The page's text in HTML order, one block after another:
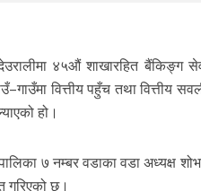
४५औं शाखारहित
वित्तीय पहुँच तथा वित्तीय
हो।
७ नम्बर वडाका वडा अध्यक्ष
गरिएको छ।